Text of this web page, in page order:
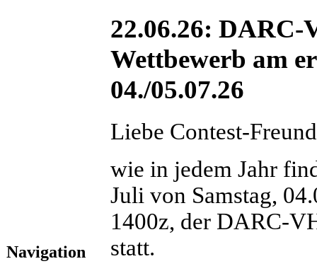
Navigation
22.06.26:
Wettbewerb am
04./05.07.26
Liebe Contest-
wie in jedem Jahr
Juli von Samstag,
1400z, der DARC-
statt.